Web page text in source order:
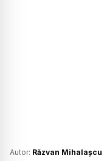
Autor: Răzvan Mihalașcu